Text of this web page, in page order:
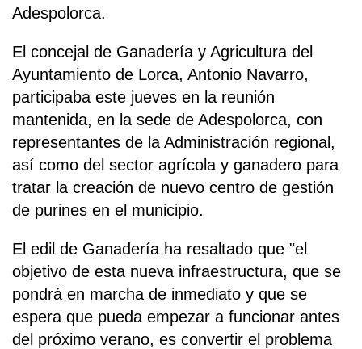
Adespolorca.
El concejal de Ganadería y Agricultura del
Ayuntamiento de Lorca, Antonio Navarro,
participaba este jueves en la reunión
mantenida, en la sede de Adespolorca, con
representantes de la Administración regional,
así como del sector agrícola y ganadero para
tratar la creación de nuevo centro de gestión
de purines en el municipio.
El edil de Ganadería ha resaltado que "el
objetivo de esta nueva infraestructura, que se
pondrá en marcha de inmediato y que se
espera que pueda empezar a funcionar antes
del próximo verano, es convertir el problema